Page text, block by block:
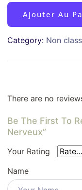
Ajouter Au
Category: Non
There are no
Be The First To
Nerveux”
Your Rating
Name